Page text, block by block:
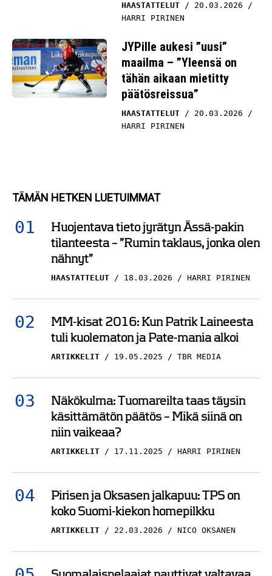
maailma – ”Yleensä on
tähän aikaan mietitty
päätösreissua”
HAASTATTELUT
20.03.2026
tilanteesta – ”Rumin taklaus, jonka olen
nähnyt”
HAASTATTELUT 18.03.2026 HARRI PIRINEN
MM-kisat 2016: Kun Patrik Laineesta
tuli kuolematon ja Pate-mania alkoi
ARTIKKELIT 19.05.2025 TBR MEDIA
Näkökulma: Tuomareilta taas täysin
käsittämätön päätös – Mikä siinä on
niin vaikeaa?
ARTIKKELIT 17.11.2025 HARRI PIRINEN
Pirisen ja Oksasen jalkapuu: TPS on
koko Suomi-kiekon homepilkku
ARTIKKELIT 22.03.2026 NICO OKSANEN
Suomalaispelaajat nauttivat valtavaa
palkkaa Ruotsissa – puhtaana käteen:
Katso koko lista